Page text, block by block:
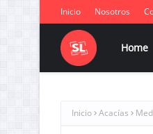
Inicio Nosotros
Home
Inicio Acacías